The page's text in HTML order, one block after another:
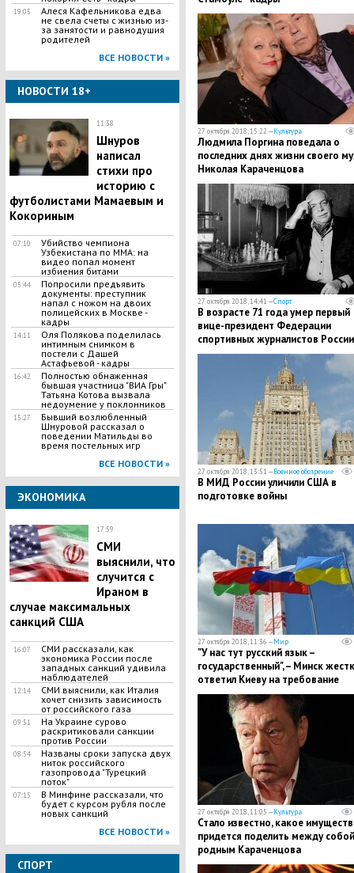
19:05
​Алеся Кафельникова едва
не свела счеты с жизнью из-
за занятости и равнодушия
родителей
ВСЕ НОВОСТИ »
НОВОСТИ 18+
11:38
Шнуров
написал
стихи про
историю с
футболистами Мамаевым и
Кокориным
07:10
Убийство чемпиона
Узбекистана по MMA: на
видео попал момент
избиения битами
05:44
Попросили предъявить
документы: преступник
напал с ножом на двоих
полицейских в Москве -
кадры
14:11
Оля Полякова поделилась
интимным снимком в
постели с Дашей
Астафьевой - кадры
16:42
Полностью обнаженная
бывшая участница "ВИА Гры"
Татьяна Котова вызвала
недоумение у поклонников
15:27
Бывший возлюбленный
Шнуровой рассказал о
поведении Матильды во
время постельных игр
ВСЕ НОВОСТИ »
ЭКОНОМИКА
17:59
СМИ
выяснили, что
случится с
Ираном в
случае максимальных
санкций США
16:07
СМИ рассказали, как
экономика России после
западных санкций удивила
наблюдателей
12:14
СМИ выяснили, как Италия
хочет снизить зависимость
от российского газа
09:51
На Украине сурово
раскритиковали санкции
против России
08:54
Названы сроки запуска двух
ниток российского
газопровода "Турецкий
поток"
07:15
В Минфине рассказали, что
будет с курсом рубля после
новых санкций
ВСЕ НОВОСТИ »
СПОРТ
27 октября 2018, 15:22 —Культура
​Людмила Поргина поведала о
последних днях жизни своего
Николая Караченцова
27 октября 2018, 14:41 —Спорт
​В возрасте 71 года умер первый
вице-президент Федерации
спортивных журналистов России
Лев Россошик
27 октября 2018, 13:51 —Военное обозрение
В МИД России уличили США в
подготовке войны
27 октября 2018, 11:36 —Мир
"У нас тут русский язык –
государственный", – Минск
ответил Киеву на требование
отказаться от общения на
27 октября 2018, 11:05 —Культура
Стало известно, какое
придется поделить между собой
родным Караченцова